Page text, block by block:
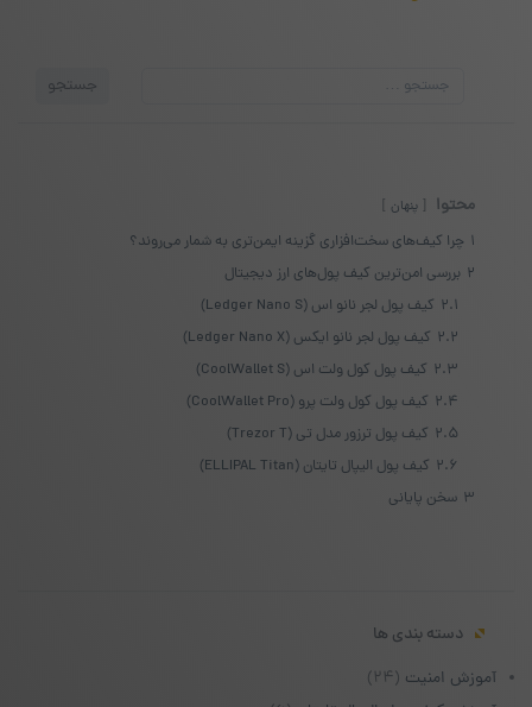
جستجو
محتوا پنهان
1 چرا کیف‌های سخت‌افزاری گزینه ایمن‌تری به شمار می‌روند؟
2 بررسی امن‌ترین کیف پول‌های ارز دیجیتال
2.1 کیف پول لجر نانو اس (Ledger Nano S)
2.2 کیف پول لجر نانو ایکس (Ledger Nano X)
2.3 کیف پول کول ولت اس (CoolWallet S)
2.4 کیف پول کول ولت پرو (CoolWallet Pro)
2.5 کیف پول ترزور مدل تی (Trezor T)
2.6 کیف پول الیپال تایتان (ELLIPAL Titan)
3 سخن پایانی
دسته بندی ها
آموزش امنیت (۲۴)